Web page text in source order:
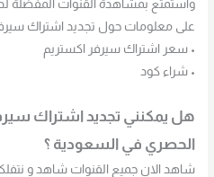
واستمتع بمشاهدة القنوات
على معلومات حول تجديد اشتراك
• سعر اشتراك سيرفر اكستريم
• شراء كود
هل يمكنني تجديد اشتراك
الحصري في السعودية ؟
شاهد الان جميع القنوات شاهد و